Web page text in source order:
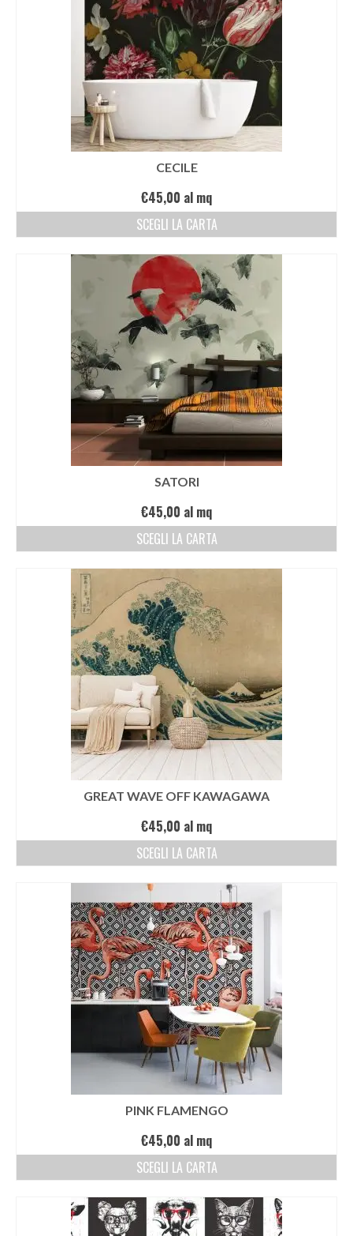
CECILE
€45,00 al mq
SCEGLI LA CARTA
SATORI
€45,00 al mq
SCEGLI LA CARTA
GREAT WAVE OFF KAWAGAWA
€45,00 al mq
SCEGLI LA CARTA
PINK FLAMENGO
€45,00 al mq
SCEGLI LA CARTA